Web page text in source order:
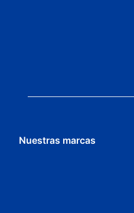
Nuestras marcas